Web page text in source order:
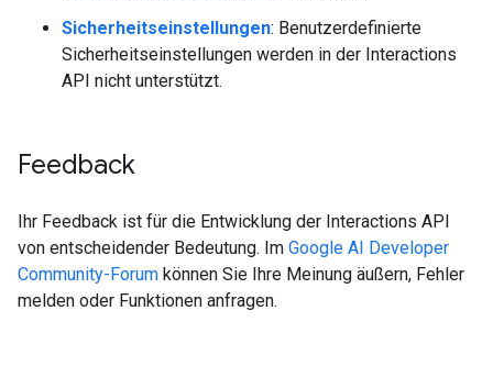
Sicherheitseinstellungen: Benutzerdefinierte
Sicherheitseinstellungen werden in der Interactions
API nicht unterstützt.
Feedback
Ihr Feedback ist für die Entwicklung der Interactions API
von entscheidender Bedeutung. Im Google AI Developer
Community-Forum können Sie Ihre Meinung äußern, Fehler
melden oder Funktionen anfragen.